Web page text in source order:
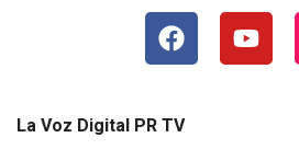
La Voz Digital PR TV